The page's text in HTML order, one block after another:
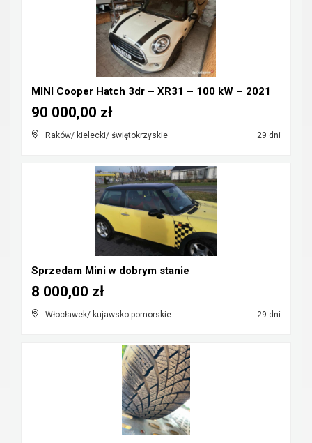
MINI Cooper Hatch 3dr – XR31 – 100 kW – 2021
Raków/ kielecki/ świętokrzyskie 29 dni
90 000,00 zł
Sprzedam Mini w dobrym stanie
Włocławek/ kujawsko-pomorskie 29 dni
8 000,00 zł